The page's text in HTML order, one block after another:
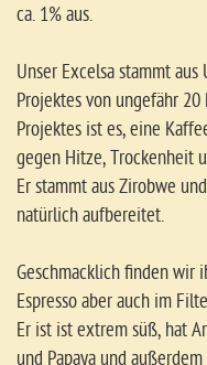
ca. 1% aus.
Unser Excelsa stammt
Projektes von ungefähr
Projektes ist es, eine
gegen Hitze, Trockenheit
Er stammt aus Zirobwe
natürlich aufbereitet.
Geschmacklich finden wir
Espresso aber auch im
Er ist ist extrem süß, hat
und Papaya und